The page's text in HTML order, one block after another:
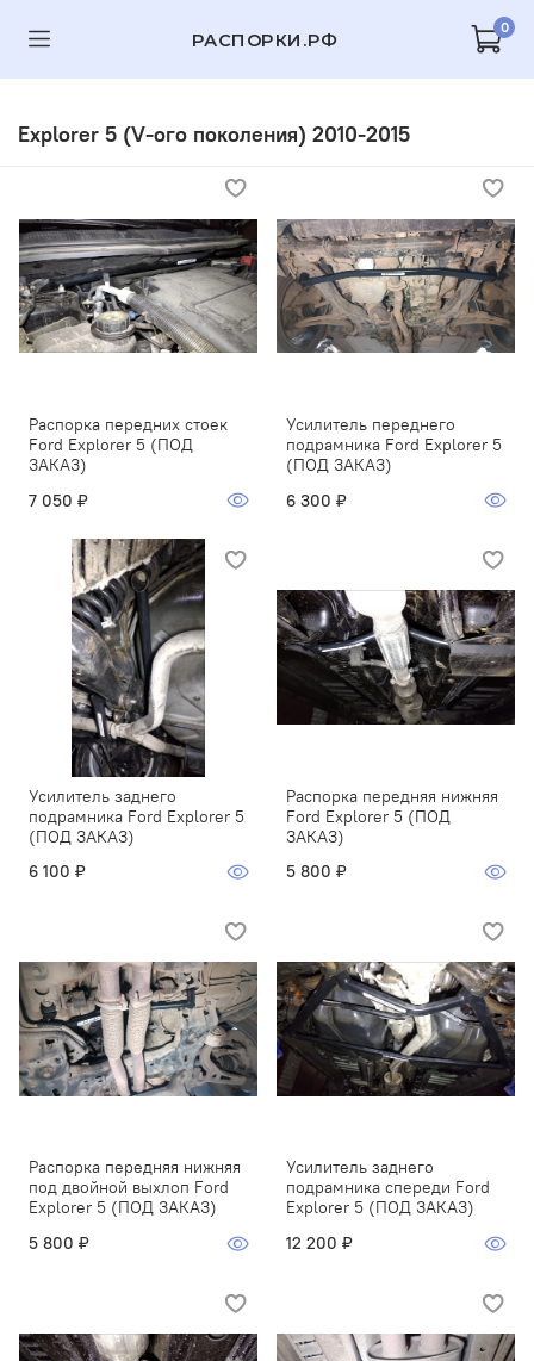
РАСПОРКИ.РФ
0
Explorer 5 (V-ого поколения) 2010-2015
Распорка передних стоек
Ford Explorer 5 (ПОД
ЗАКАЗ)
7 050 ₽
Усилитель переднего
подрамника Ford Explorer 5
(ПОД ЗАКАЗ)
6 300 ₽
Усилитель заднего
подрамника Ford Explorer 5
(ПОД ЗАКАЗ)
6 100 ₽
Распорка передняя нижняя
Ford Explorer 5 (ПОД
ЗАКАЗ)
5 800 ₽
Распорка передняя нижняя
под двойной выхлоп Ford
Explorer 5 (ПОД ЗАКАЗ)
5 800 ₽
Усилитель заднего
подрамника спереди Ford
Explorer 5 (ПОД ЗАКАЗ)
12 200 ₽